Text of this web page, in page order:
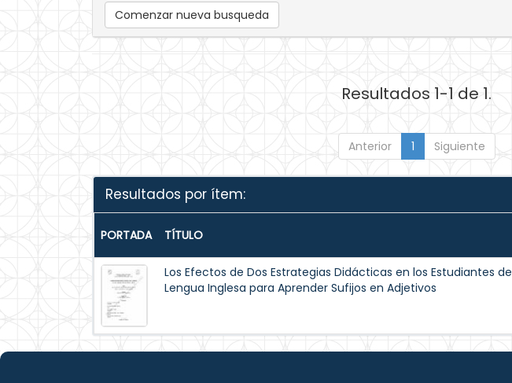
Comenzar nueva busqueda
Resultados 1-1 de 1.
Anterior 1 Siguiente
Resultados por ítem:
PORTADA TÍTULO
Los Efectos de Dos Estrategias Didácticas en los Estudiantes de
Lengua Inglesa para Aprender Sufijos en Adjetivos